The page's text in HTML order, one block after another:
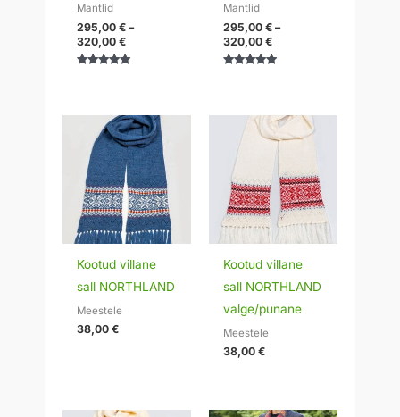
Mantlid
295,00€ –
320,00€
Mantlid
295,00€ –
320,00€
Kootud villane
sall NORTHLAND
Meestele
38,00€
Kootud villane
sall NORTHLAND
valge/punane
Meestele
38,00€